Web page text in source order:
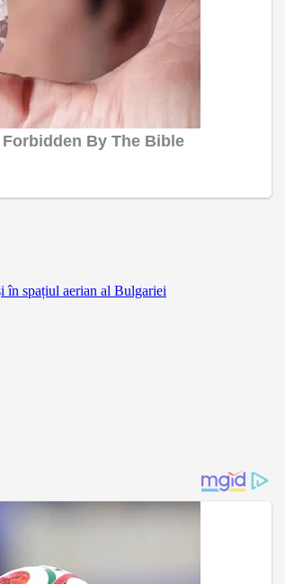
în spațiul aerian al Bulgariei